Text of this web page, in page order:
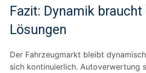
Fazit: Dynamik braucht
Lösungen
Der Fahrzeugmarkt bleibt
sich kontinuierlich. Autoverwertung